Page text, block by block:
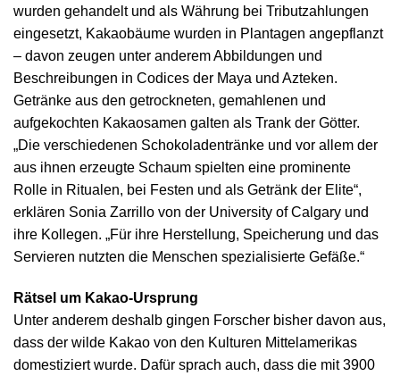
wurden gehandelt und als Währung bei Tributzahlungen
eingesetzt, Kakaobäume wurden in Plantagen angepflanzt
– davon zeugen unter anderem Abbildungen und
Beschreibungen in Codices der Maya und Azteken.
Getränke aus den getrockneten, gemahlenen und
aufgekochten Kakaosamen galten als Trank der Götter.
„Die verschiedenen Schokoladentränke und vor allem der
aus ihnen erzeugte Schaum spielten eine prominente
Rolle in Ritualen, bei Festen und als Getränk der Elite“,
erklären Sonia Zarrillo von der University of Calgary und
ihre Kollegen. „Für ihre Herstellung, Speicherung und das
Servieren nutzten die Menschen spezialisierte Gefäße.“
Rätsel um Kakao-Ursprung
Unter anderem deshalb gingen Forscher bisher davon aus,
dass der wilde Kakao von den Kulturen Mittelamerikas
domestiziert wurde. Dafür sprach auch, dass die mit 3900